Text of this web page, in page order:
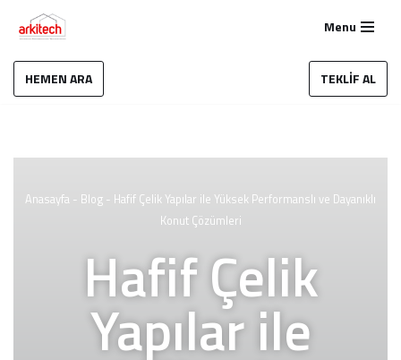
geç
Menu
HEMEN ARA TEKLİF AL
Anasayfa - Blog - Hafif Çelik Yapılar ile Yüksek Performanslı ve Dayanıklı
Konut Çözümleri
Hafif Çelik
Yapılar ile